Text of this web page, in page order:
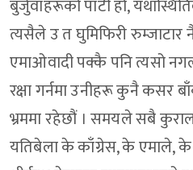
बुर्जुवाहरूको पार्टी हो,
त्यसैले उ त घुमिफिरी रुम्जाटार
एमाओवादी पक्कै पनि त्यसो
रक्षा गर्नमा उनीहरू कुनै कसर
भ्रममा रहेछौं । समयले सबै
यतिबेला के काँग्रेस, के एमाले,